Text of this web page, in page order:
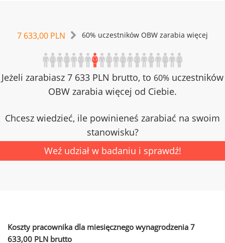
7 633,00 PLN 60% uczestników OBW zarabia więcej
Jeżeli zarabiasz 7 633 PLN brutto, to 60% uczestników
OBW zarabia więcej od Ciebie.
Chcesz wiedzieć, ile powinieneś zarabiać na swoim
stanowisku?
Weź udział w badaniu i sprawdź!
Koszty pracownika dla miesięcznego wynagrodzenia 7
633,00 PLN brutto